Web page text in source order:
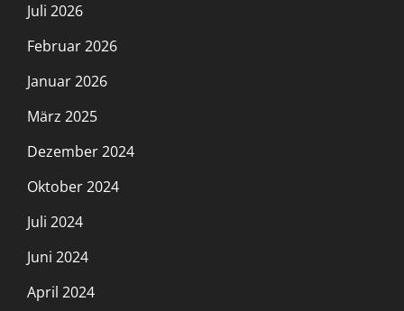
Juli 2026
Februar 2026
Januar 2026
März 2025
Dezember 2024
Oktober 2024
Juli 2024
Juni 2024
April 2024